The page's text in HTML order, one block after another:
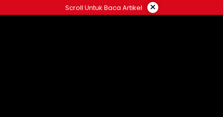
ke
Scroll Untuk Baca Artikel ×